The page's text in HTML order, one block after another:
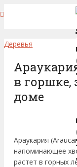
Деревья
в горшке,
доме
Араукария
напоминающее
растет в горных